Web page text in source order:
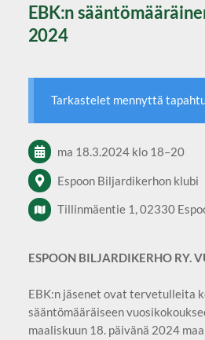
EBK:n
2024
Tarkastelet mennyttä
ma 18.3.2024 klo 18–20
Espoon Biljardikerhon klubi
Tillinmäentie 1, 02330
ESPOON BILJARDIKERHO RY.
EBK:n jäsenet ovat tervetulleita
sääntömääräiseen
maaliskuun 18. päivänä 2024